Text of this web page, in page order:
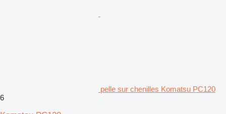
pelle sur chenilles Komatsu PC120
6